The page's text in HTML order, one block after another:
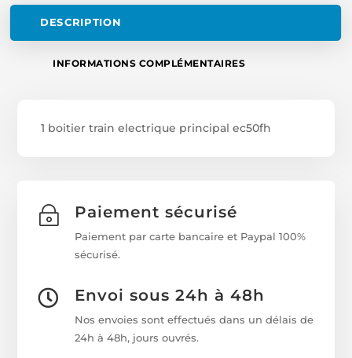
DESCRIPTION
INFORMATIONS COMPLÉMENTAIRES
1 boitier train electrique principal ec50fh
~ Paiement sécurisé
Paiement par carte bancaire et Paypal 100%
sécurisé.
 Envoi sous 24h à 48h
Nos envoies sont effectués dans un délais de
24h à 48h, jours ouvrés.